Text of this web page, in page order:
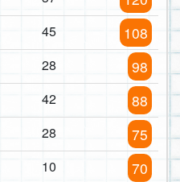
45 108
28 98
42 88
28 75
10 70